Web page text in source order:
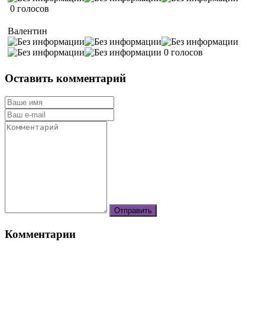
0 голосов
Валентин
0 голосов
Оставить комментарий
Комментарии